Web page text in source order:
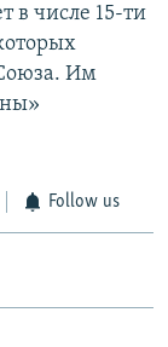
в числе 15-ти
Им
Follow us